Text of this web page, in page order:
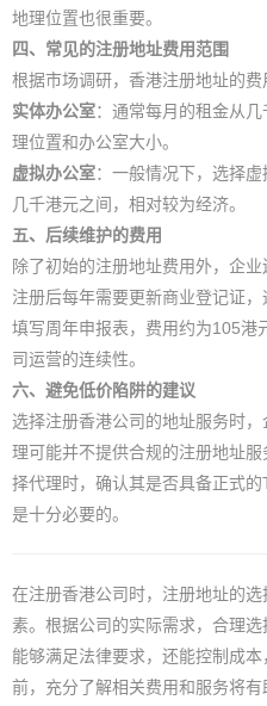
地理位置也很重要。
四、常见的注册地址费用范围
根据市场调研，香港注册地址的费
实体办公室：通常每月的租金从
理位置和办公室大小。
虚拟办公室：一般情况下，选择
几千港元之间，相对较为经济。
五、后续维护的费用
除了初始的注册地址费用外，企
注册后每年需要更新商业登记证
填写周年申报表，费用约为105港
司运营的连续性。
六、避免低价陷阱的建议
选择注册香港公司的地址服务时
理可能并不提供合规的注册地址
择代理时，确认其是否具备正式
是十分必要的。
在注册香港公司时，注册地址的
素。根据公司的实际需求，合理
能够满足法律要求，还能控制成
前，充分了解相关费用和服务将